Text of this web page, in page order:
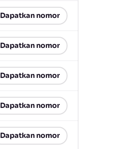
Dapatkan nomor
Dapatkan nomor
Dapatkan nomor
Dapatkan nomor
Dapatkan nomor